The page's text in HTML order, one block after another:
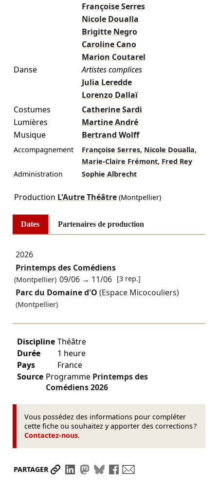
Françoise Serres
Nicole Doualla
Brigitte Negro
Caroline Cano
Marion Coutarel
Danse
Artistes complices
Julia Leredde
Lorenzo Dallaï
Costumes
Catherine Sardi
Lumières
Martine André
Musique
Bertrand Wolff
Accompagnement Françoise Serres, Nicole Doualla,
Marie-Claire Frémont, Fred Rey
Administration
Sophie Albrecht
Production L'Autre Théâtre(Montpellier)
Dates Partenaires de production
2026
Printemps des Comédiens
(Montpellier) 09/06 → 11/06 [3 rep.]
Parc du Domaine d'O (Espace Micocouliers)
(Montpellier)
Discipline Théâtre
Durée
1 heure
Pays
France
Source Programme Printemps des
Comédiens2026
Vous possédez des informations pour compléter
cette fiche ou souhaitez y apporter des corrections ?
Contactez-nous.
PARTAGER Partager le lien
Partager sur LinkedIn
Partager sur Mastodon
Partager sur Bluesky
Partager sur Facebook